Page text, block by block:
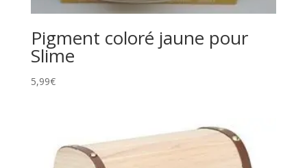
Pigment coloré jaune pour
Slime
5,99€